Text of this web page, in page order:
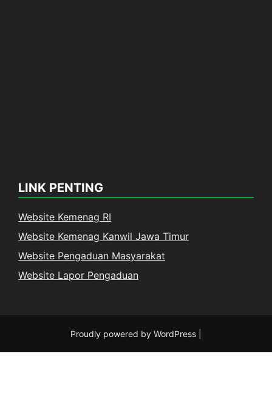
LINK PENTING
Website Kemenag RI
Website Kemenag Kanwil Jawa Timur
Website Pengaduan Masyarakat
Website Lapor Pengaduan
Proudly powered by WordPress